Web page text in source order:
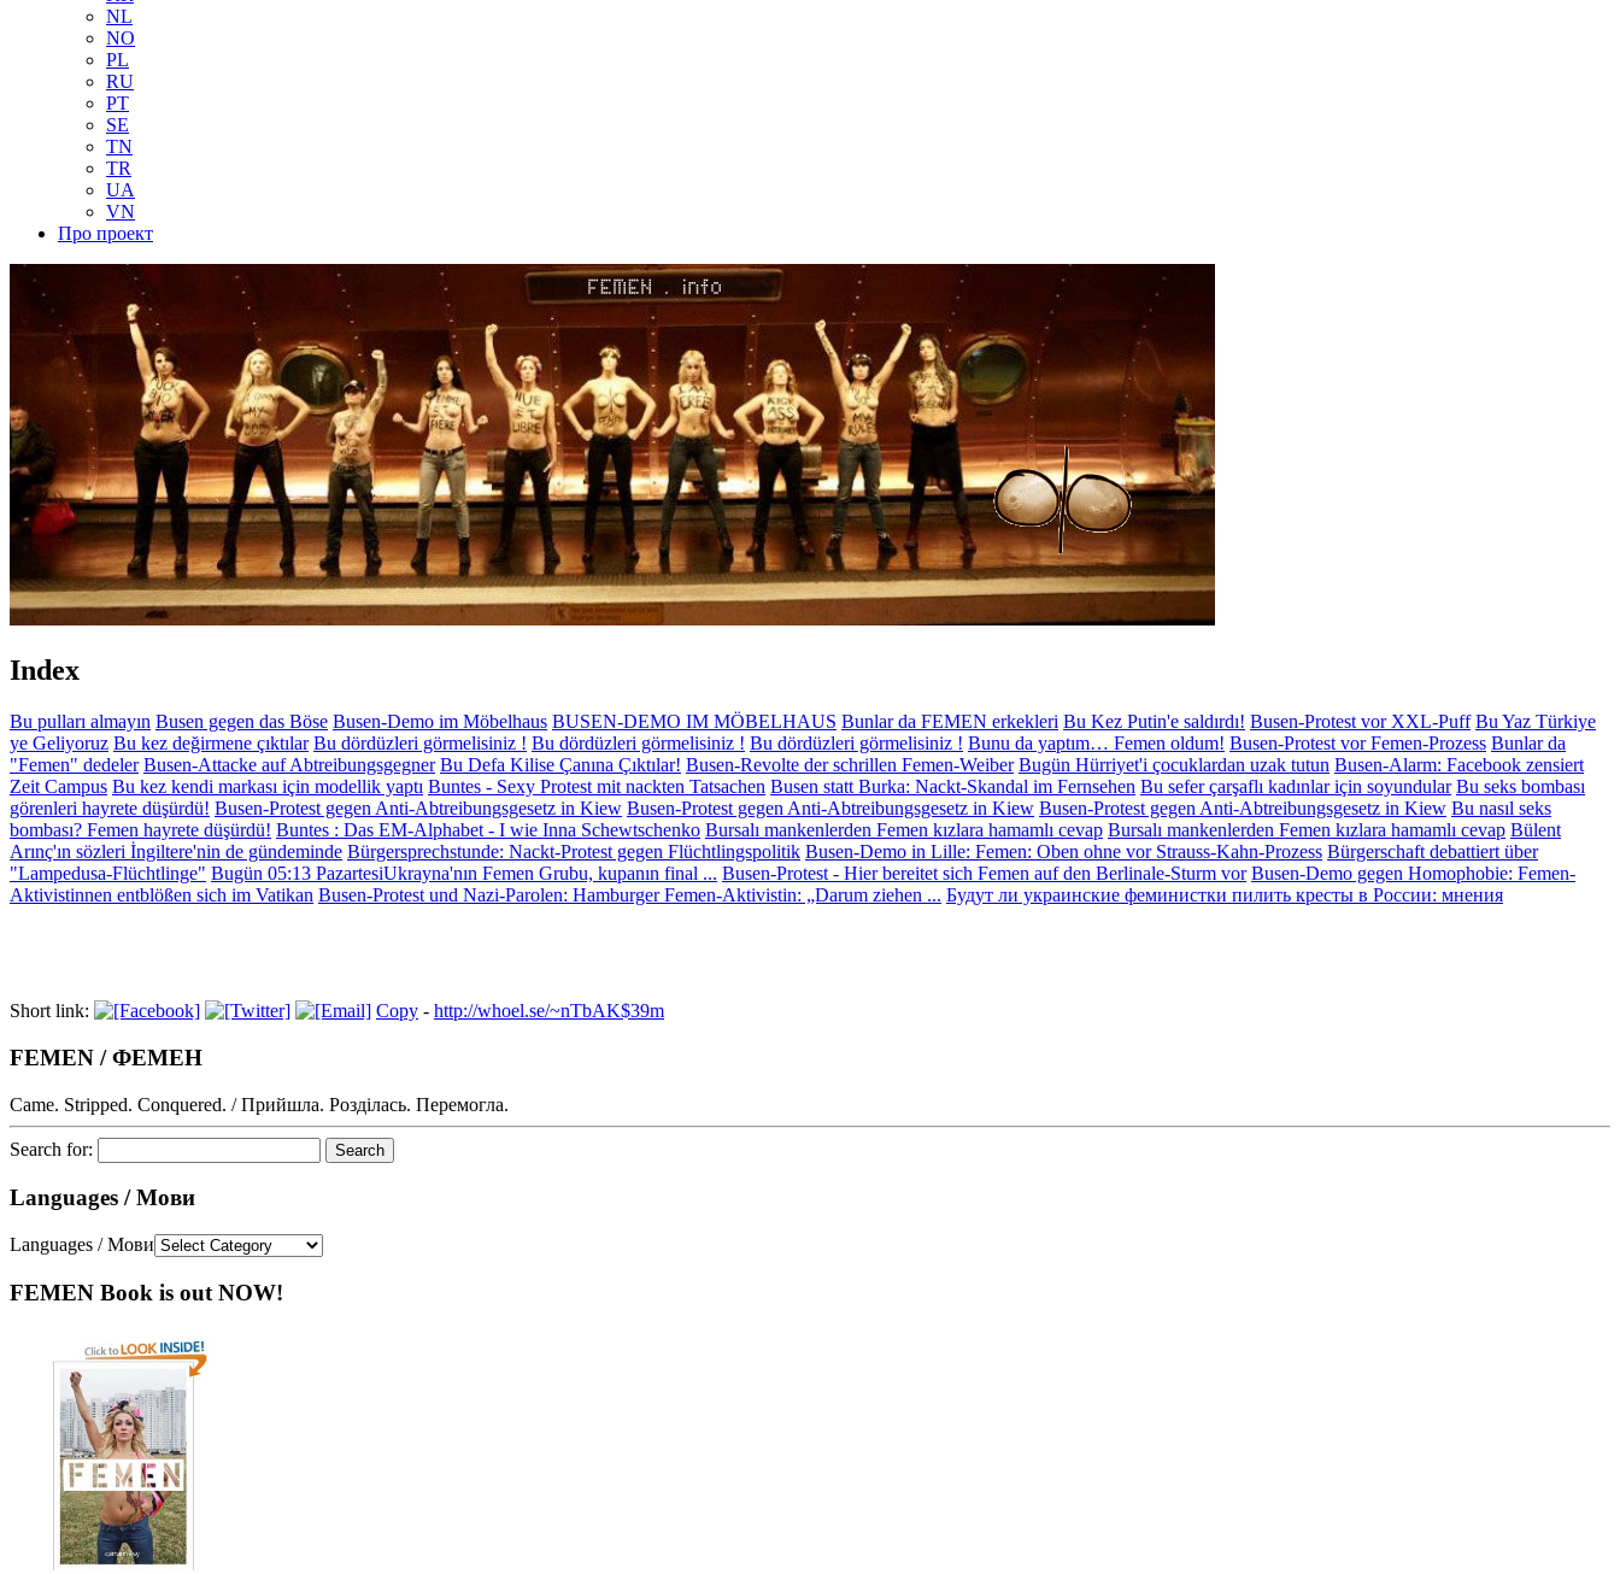
NL
NO
PL
RU
PT
SE
TN
TR
UA
VN
Про проект
Index
Bu pulları almayın Busen gegen das Böse Busen-Demo im Möbelhaus BUSEN-DEMO IM MÖBELHAUS Bunlar da FEMEN erkekleri Bu Kez Putin'e saldırdı! Busen-Protest vor XXL-Puff Bu Yaz Türkiye
ye Geliyoruz Bu kez değirmene çıktılar Bu dördüzleri görmelisiniz ! Bu dördüzleri görmelisiniz ! Bu dördüzleri görmelisiniz ! Bunu da yaptım… Femen oldum! Busen-Protest vor Femen-Prozess Bunlar da
"Femen" dedeler Busen-Attacke auf Abtreibungsgegner Bu Defa Kilise Çanına Çıktılar! Busen-Revolte der schrillen Femen-Weiber Bugün Hürriyet'i çocuklardan uzak tutun Busen-Alarm: Facebook zensiert
Zeit Campus Bu kez kendi markası için modellik yaptı Buntes - Sexy Protest mit nackten Tatsachen Busen statt Burka: Nackt-Skandal im Fernsehen Bu sefer çarşaflı kadınlar için soyundular Bu seks bombası
görenleri hayrete düşürdü! Busen-Protest gegen Anti-Abtreibungsgesetz in Kiew Busen-Protest gegen Anti-Abtreibungsgesetz in Kiew Busen-Protest gegen Anti-Abtreibungsgesetz in Kiew Bu nasıl seks
bombası? Femen hayrete düşürdü! Buntes : Das EM-Alphabet - I wie Inna Schewtschenko Bursalı mankenlerden Femen kızlara hamamlı cevap Bursalı mankenlerden Femen kızlara hamamlı cevap Bülent
Arınç'ın sözleri İngiltere'nin de gündeminde Bürgersprechstunde: Nackt-Protest gegen Flüchtlingspolitik Busen-Demo in Lille: Femen: Oben ohne vor Strauss-Kahn-Prozess Bürgerschaft debattiert über
"Lampedusa-Flüchtlinge" Bugün 05:13 PazartesiUkrayna'nın Femen Grubu, kupanın final ... Busen-Protest - Hier bereitet sich Femen auf den Berlinale-Sturm vor Busen-Demo gegen Homophobie: Femen-
Aktivistinnen entblößen sich im Vatikan Busen-Protest und Nazi-Parolen: Hamburger Femen-Aktivistin: „Darum ziehen ... Будут ли украинские феминистки пилить кресты в России: мнения
Short link: Copy - http://whoel.se/~nTbAK$39m
FEMEN / ФЕМЕН
Came. Stripped. Conquered. / Прийшла. Розділась. Перемогла.
Search for:
Languages / Мови
Languages / Мови
FEMEN Book is out NOW!